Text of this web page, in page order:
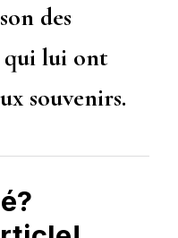
des
qui lui ont
souvenirs.